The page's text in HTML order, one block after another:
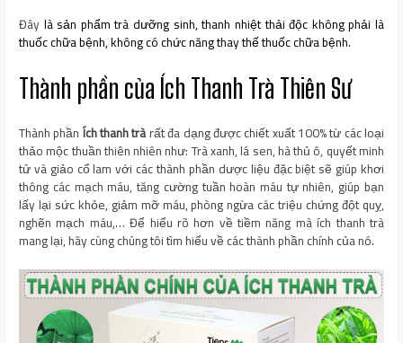
Đâylà sản phẩm trà dưỡng sinh, thanh nhiệt thải độc không phải là
thuốc chữa bệnh, không có chức năng thay thế thuốc chữa bệnh.
Thành phần của Ích Thanh Trà Thiên Sư
Thành phầnÍch thanh tràrất đa dạng được chiết xuất 100% từ các loại
thảo mộc thuần thiên nhiên như: Trà xanh, lá sen, hà thủ ô, quyết minh
tử và giảo cổ lam với các thành phần dược liệu đặc biệt sẽ giúp khơi
thông các mạch máu, tăng cường tuần hoàn máu tự nhiên, giúp bạn
lấy lại sức khỏe, giảm mỡ máu, phòng ngừa các triệu chứng đột quỵ,
nghẽn mạch máu,… Để hiểu rõ hơn về tiềm năng mà ích thanh trà
mang lại, hãy cùng chúng tôi tìm hiểu về các thành phần chính của nó.